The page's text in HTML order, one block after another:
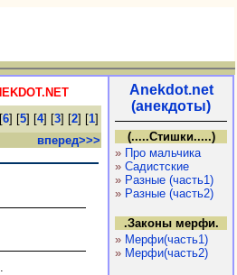
6] [5] [4] [3] [2] [1]
вперед>>>
Anekdot.net
(анекдоты)
(.....Стишки.....)
» Про мальчика
» Садистские
» Разные (часть1)
» Разные (часть2)
.Законы мерфи.
» Мерфи(часть1)
» Мерфи(часть2)